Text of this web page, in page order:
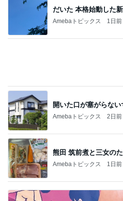
だいた 本格始動した
Amebaトピックス 1日前
開いた口が塞がらな
Amebaトピックス 2日前
熊田 筑前煮と三女の
Amebaトピックス 1日前